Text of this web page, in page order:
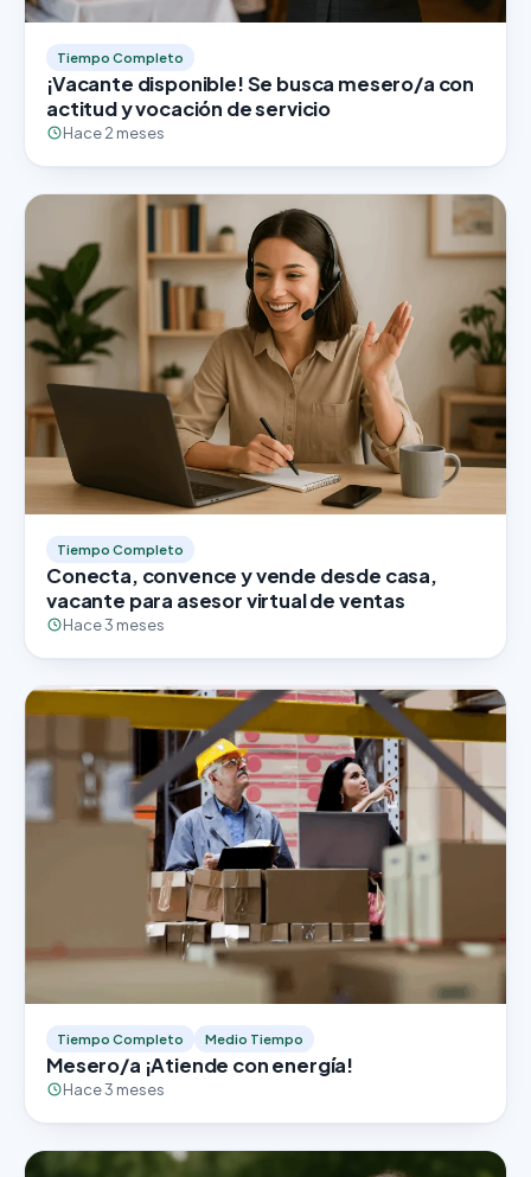
Tiempo Completo
¡Vacante disponible! Se busca mesero/a con
actitud y vocación de servicio
Hace 2 meses
Tiempo Completo
Conecta, convence y vende desde casa,
vacante para asesor virtual de ventas
Hace 3 meses
Tiempo Completo Medio Tiempo
Mesero/a ¡Atiende con energía!
Hace 3 meses